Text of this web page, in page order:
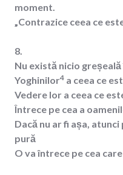
moment.
„Contrazice ceea ce
8.
Nu există nicio
Yoghinilor4 a ceea ce
Vedere lor a ceea ce
Întrece pe cea a
Dacă nu ar fi așa,
pură
O va întrece pe cea